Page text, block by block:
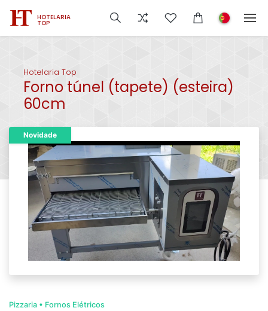
HOTELARIA
TOP
Hotelaria Top
Forno túnel (tapete) (esteira)
60cm
Novidade
Pizzaria • Fornos Elétricos